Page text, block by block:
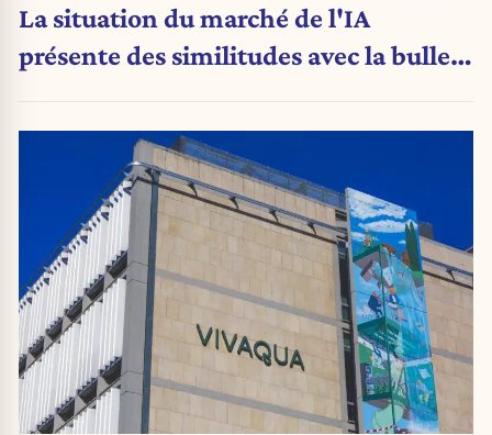
La situation du marché de l'IA
présente des similitudes avec la bulle